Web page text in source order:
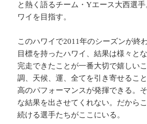
と熱く語るチーム・Yエース大西選
ワイを目指す。
このハワイで2011年のシーズンが終
目標を持ったハワイ、結果は様々と
完走できたことが一番大切で嬉しい
調、天候、運、全てを引き寄せるこ
高のパフォーマンスが発揮できる。
な結果を出させてくれない。だから
続ける選手たちがここにいる。